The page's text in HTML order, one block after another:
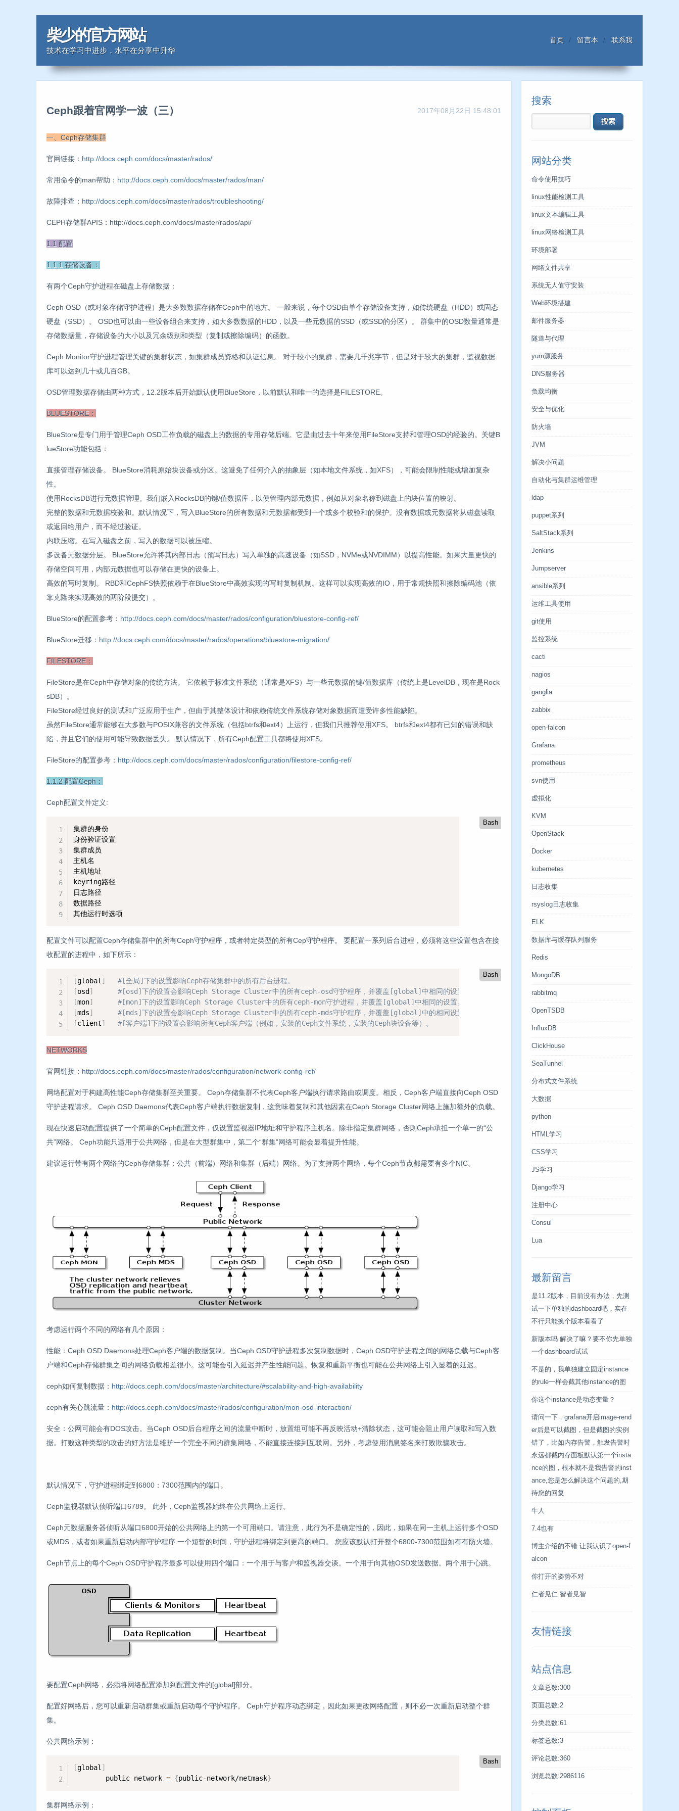
柴少的官方网站
技术在学习中进步，水平在分享中升华
首页 留言本 联系我
2017年08月22日 15:48:01
Ceph跟着官网学一波（三）
一、Ceph存储集群
官网链接： http://docs.ceph.com/docs/master/rados/
常用命令的man帮助： http://docs.ceph.com/docs/master/rados/man/
故障排查： http://docs.ceph.com/docs/master/rados/troubleshooting/
CEPH存储群APIS：http://docs.ceph.com/docs/master/rados/api/
1.1 配置
1.1.1 存储设备：
有两个Ceph守护进程在磁盘上存储数据：
Ceph OSD（或对象存储守护进程）是大多数数据存储在Ceph中的地方。 一般来说，每个OSD由单个存储设备支持，如传统硬盘（HDD）或固态
硬盘（SSD）。 OSD也可以由一些设备组合来支持，如大多数数据的HDD，以及一些元数据的SSD（或SSD的分区）。 群集中的OSD数量通常是
存储数据量，存储设备的大小以及冗余级别和类型（复制或擦除编码）的函数。
Ceph Monitor守护进程管理关键的集群状态，如集群成员资格和认证信息。 对于较小的集群，需要几千兆字节，但是对于较大的集群，监视数据
库可以达到几十或几百GB。
OSD管理数据存储由两种方式，12.2版本后开始默认使用BlueStore，以前默认和唯一的选择是FILESTORE。
BLUESTORE：
BlueStore是专门用于管理Ceph OSD工作负载的磁盘上的数据的专用存储后端。它是由过去十年来使用FileStore支持和管理OSD的经验的。关键B
lueStore功能包括：
直接管理存储设备。 BlueStore消耗原始块设备或分区。这避免了任何介入的抽象层（如本地文件系统，如XFS），可能会限制性能或增加复杂
性。
使用RocksDB进行元数据管理。我们嵌入RocksDB的键/值数据库，以便管理内部元数据，例如从对象名称到磁盘上的块位置的映射。
完整的数据和元数据校验和。默认情况下，写入BlueStore的所有数据和元数据都受到一个或多个校验和的保护。没有数据或元数据将从磁盘读取
或返回给用户，而不经过验证。
内联压缩。在写入磁盘之前，写入的数据可以被压缩。
多设备元数据分层。 BlueStore允许将其内部日志（预写日志）写入单独的高速设备（如SSD，NVMe或NVDIMM）以提高性能。如果大量更快的
存储空间可用，内部元数据也可以存储在更快的设备上。
高效的写时复制。 RBD和CephFS快照依赖于在BlueStore中高效实现的写时复制机制。这样可以实现高效的IO，用于常规快照和擦除编码池（依
靠克隆来实现高效的两阶段提交）。
BlueStore的配置参考： http://docs.ceph.com/docs/master/rados/configuration/bluestore-config-ref/
BlueStore迁移： http://docs.ceph.com/docs/master/rados/operations/bluestore-migration/
FILESTORE：
FileStore是在Ceph中存储对象的传统方法。 它依赖于标准文件系统（通常是XFS）与一些元数据的键/值数据库（传统上是LevelDB，现在是Rock
sDB）。
FileStore经过良好的测试和广泛应用于生产，但由于其整体设计和依赖传统文件系统存储对象数据而遭受许多性能缺陷。
虽然FileStore通常能够在大多数与POSIX兼容的文件系统（包括btrfs和ext4）上运行，但我们只推荐使用XFS。 btrfs和ext4都有已知的错误和缺
陷，并且它们的使用可能导致数据丢失。 默认情况下，所有Ceph配置工具都将使用XFS。
FileStore的配置参考： http://docs.ceph.com/docs/master/rados/configuration/filestore-config-ref/
1.1.2 配置Ceph：
Ceph配置文件定义:
Bash
集群的身份
身份验证设置
集群成员
主机名
主机地址
keyring路径
日志路径
数据路径
其他运行时选项
配置文件可以配置Ceph存储集群中的所有Ceph守护程序，或者特定类型的所有Cep守护程序。 要配置一系列后台进程，必须将这些设置包含在接
收配置的进程中，如下所示：
Bash
[global ]
#[全局]下的设置影响Ceph存储集群中的所有后台进程。
[osd ]
#[osd]下的设置会影响Ceph Storage Cluster中的所有ceph-osd守护程序，并覆盖[global]中相同的设置。
[mon]
#[mon]下的设置影响Ceph Storage Cluster中的所有ceph-mon守护进程，并覆盖[global]中相同的设置。
[mds]
#[mds]下的设置会影响Ceph Storage Cluster中的所有ceph-mds守护程序，并覆盖[global]中的相同设置。
[client] #[客户端]下的设置会影响所有Ceph客户端（例如，安装的Ceph文件系统，安装的Ceph块设备等）。
NETWORKS
官网链接： http://docs.ceph.com/docs/master/rados/configuration/network-config-ref/
网络配置对于构建高性能Ceph存储集群至关重要。 Ceph存储集群不代表Ceph客户端执行请求路由或调度。相反，Ceph客户端直接向Ceph OSD
守护进程请求。 Ceph OSD Daemons代表Ceph客户端执行数据复制，这意味着复制和其他因素在Ceph Storage Cluster网络上施加额外的负载。
现在快速启动配置提供了一个简单的Ceph配置文件，仅设置监视器IP地址和守护程序主机名。除非指定集群网络，否则Ceph承担一个单一的“公
共”网络。 Ceph功能只适用于公共网络，但是在大型群集中，第二个“群集”网络可能会显着提升性能。
建议运行带有两个网络的Ceph存储集群：公共（前端）网络和集群（后端）网络。为了支持两个网络，每个Ceph节点都需要有多个NIC。
考虑运行两个不同的网络有几个原因：
性能：Ceph OSD Daemons处理Ceph客户端的数据复制。当Ceph OSD守护进程多次复制数据时，Ceph OSD守护进程之间的网络负载与Ceph客
户端和Ceph存储群集之间的网络负载相差很小。这可能会引入延迟并产生性能问题。恢复和重新平衡也可能在公共网络上引入显着的延迟。
ceph如何复制数据： http://docs.ceph.com/docs/master/architecture/#scalability-and-high-availability
ceph有关心跳流量： http://docs.ceph.com/docs/master/rados/configuration/mon-osd-interaction/
安全：公网可能会有DOS攻击。当Ceph OSD后台程序之间的流量中断时，放置组可能不再反映活动+清除状态，这可能会阻止用户读取和写入数
据。打败这种类型的攻击的好方法是维护一个完全不同的群集网络，不能直接连接到互联网。另外，考虑使用消息签名来打败欺骗攻击。
默认情况下，守护进程绑定到6800：7300范围内的端口。
Ceph监视器默认侦听端口6789。 此外，Ceph监视器始终在公共网络上运行。
Ceph元数据服务器侦听从端口6800开始的公共网络上的第一个可用端口。请注意，此行为不是确定性的，因此，如果在同一主机上运行多个OSD
或MDS，或者如果重新启动内部守护程序 一个短暂的时间，守护进程将绑定到更高的端口。 您应该默认打开整个6800-7300范围如有有防火墙。
Ceph节点上的每个Ceph OSD守护程序最多可以使用四个端口：一个用于与客户和监视器交谈。一个用于向其他OSD发送数据。两个用于心跳。
要配置Ceph网络，必须将网络配置添加到配置文件的[global]部分。
配置好网络后，您可以重新启动群集或重新启动每个守护程序。 Ceph守护程序动态绑定，因此如果更改网络配置，则不必一次重新启动整个群
集。
公共网络示例：
Bash
[global ]
        public network
= {public-network/netmask}
集群网络示例：
搜索
网站分类
命令使用技巧
linux性能检测工具
linux文本编辑工具
linux网络检测工具
环境部署
网络文件共享
系统无人值守安装
Web环境搭建
邮件服务器
隧道与代理
yum源服务
DNS服务器
负载均衡
安全与优化
防火墙
JVM
解决小问题
自动化与集群运维管理
ldap
puppet系列
SaltStack系列
Jenkins
Jumpserver
ansible系列
运维工具使用
git使用
监控系统
cacti
nagios
ganglia
zabbix
open-falcon
Grafana
prometheus
svn使用
虚拟化
KVM
OpenStack
Docker
kubernetes
日志收集
rsyslog日志收集
ELK
数据库与缓存队列服务
Redis
MongoDB
rabbitmq
OpenTSDB
InfluxDB
ClickHouse
SeaTunnel
分布式文件系统
大数据
python
HTML学习
CSS学习
JS学习
Django学习
注册中心
Consul
Lua
最新留言
是11.2版本，目前没有办法，先测
试一下单独的dashboard吧，实在
不行只能换个版本看看了
新版本吗 解决了嘛？要不你先单独
一个dashboard试试
不是的，我单独建立固定instance
的rule一样会截其他instance的图
你这个instance是动态变量？
请问一下，grafana开启image-rend
er后是可以截图，但是截图的实例
错了，比如内存告警，触发告警时
永远都截内存面板默认第一个insta
nce的图，根本就不是我告警的inst
ance,您是怎么解决这个问题的,期
待您的回复
牛人
7.4也有
博主介绍的不错 让我认识了open-f
alcon
你打开的姿势不对
仁者见仁 智者见智
友情链接
站点信息
文章总数:300
页面总数:2
分类总数:61
标签总数:3
评论总数:360
浏览总数:2986116